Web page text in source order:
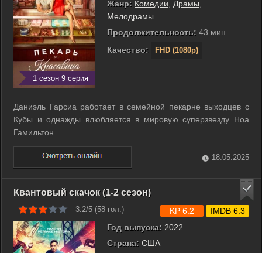
1 сезон 9 серия
Жанр: Комедии, Драмы,
Мелодрамы
Продолжительность: 43 мин
Качество:
FHD (1080p)
Даниэль Гарсиа работает в семейной пекарне выходцев с
Кубы и однажды влюбляется в мировую суперзвезду Ноа
Гамильтон. ...
18.05.2025
Квантовый скачок (1-2 сезон)
3.2/5 (58 гол.)
Год выпуска: 2022
Страна: США
KP 6.2 IMDB 6.3